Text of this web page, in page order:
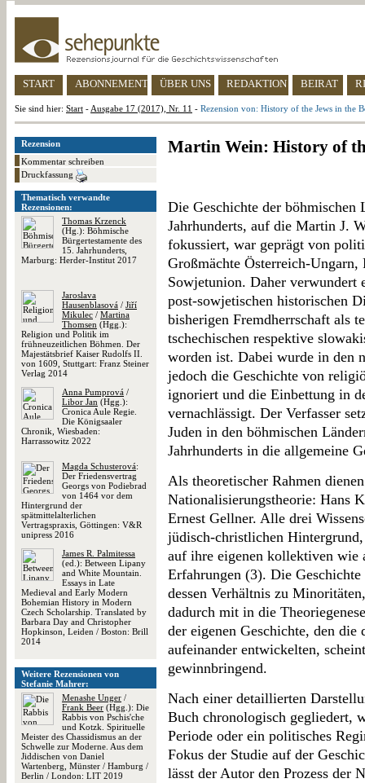
START ABONNEMENT ÜBER UNS REDAKTION BEIRAT
Sie sind hier: Start - Ausgabe 17 (2017), Nr. 11 - Rezension von: History of the Jews in the
Rezension
Kommentar schreiben
Druckfassung
Thematisch verwandte
Rezensionen:
Thomas Krzenck
(Hg.): Böhmische
Bürgertestamente des
15. Jahrhunderts,
Marburg: Herder-Institut 2017
Jaroslava
Hausenblasová / Jiří
Mikulec / Martina
Thomsen (Hgg.):
Religion und Politik im
frühneuzeitlichen Böhmen. Der
Majestätsbrief Kaiser Rudolfs II.
von 1609, Stuttgart: Franz Steiner
Verlag 2014
Anna Pumprová /
Libor Jan (Hgg.):
Cronica Aule Regie.
Die Königsaaler
Chronik, Wiesbaden:
Harrassowitz 2022
Magda Schusterová:
Der Friedensvertrag
Georgs von Podiebrad
von 1464 vor dem
Hintergrund der
spätmittelalterlichen
Vertragspraxis, Göttingen: V&R
unipress 2016
James R. Palmitessa
(ed.): Between Lipany
and White Mountain.
Essays in Late
Medieval and Early Modern
Bohemian History in Modern
Czech Scholarship. Translated by
Barbara Day and Christopher
Hopkinson, Leiden / Boston: Brill
2014
Weitere Rezensionen von
Stefanie Mahrer:
Menashe Unger /
Frank Beer (Hgg.): Die
Rabbis von Pschis'che
und Kotzk. Spirituelle
Meister des Chassidismus an der
Schwelle zur Moderne. Aus dem
Jiddischen von Daniel
Wartenberg, Münster / Hamburg /
Berlin / London: LIT 2019
Martin Wein: History of
Die Geschichte der böhmischen
Jahrhunderts, auf die Martin J.
fokussiert, war geprägt von
Großmächte Österreich-
Sowjetunion. Daher verwundert
post-sowjetischen historischen
bisherigen Fremdherrschaft als
tschechischen respektive
worden ist. Dabei wurde in den
jedoch die Geschichte von
ignoriert und die Einbettung in
vernachlässigt. Der Verfasser
Juden in den böhmischen
Jahrhunderts in die allgemeine
Als theoretischer Rahmen
Nationalisierungstheorie: Hans
Ernest Gellner. Alle drei
jüdisch-christlichen
auf ihre eigenen kollektiven
Erfahrungen (3). Die
dessen Verhältnis zu
dadurch mit in die
der eigenen Geschichte, den
aufeinander entwickelten,
gewinnbringend.
Nach einer detaillierten
Buch chronologisch gegliedert,
Periode oder ein politisches
Fokus der Studie auf der
lässt der Autor den Prozess der